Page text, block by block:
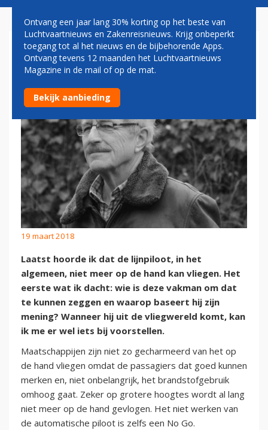
PAUL GROVE: VLIEGEN OP DE
HAND
19 maart 2018
Laatst hoorde ik dat de lijnpiloot, in het
algemeen, niet meer op de hand kan vliegen. Het
eerste wat ik dacht: wie is deze vakman om dat
te kunnen zeggen en waarop baseert hij zijn
mening? Wanneer hij uit de vliegwereld komt, kan
ik me er wel iets bij voorstellen.
Maatschappijen zijn niet zo gecharmeerd van het op
de hand vliegen omdat de passagiers dat goed kunnen
merken en, niet onbelangrijk, het brandstofgebruik
omhoog gaat. Zeker op grotere hoogtes wordt al lang
niet meer op de hand gevlogen. Het niet werken van
de automatische piloot is zelfs een No Go.
Ontvang een jaar lang 30% korting op het beste van
Luchtvaartnieuws en Zakenreisnieuws. Krijg onbeperkt
toegang tot al het nieuws en de bijbehorende Apps.
Ontvang tevens 12 maanden het Luchtvaartnieuws
Magazine in de mail of op de mat.
Bekijk aanbieding